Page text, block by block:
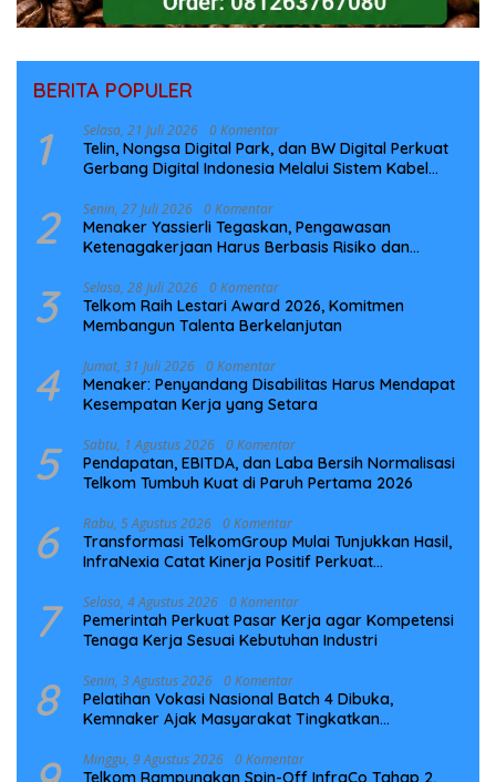
BERITA POPULER
1 Selasa, 21 Juli 2026 0 Komentar
Telin, Nongsa Digital Park, dan BW Digital Perkuat
Gerbang Digital Indonesia Melalui Sistem Kabel
2 Senin, 27 Juli 2026 0 Komentar
Menaker Yassierli Tegaskan, Pengawasan
Ketenagakerjaan Harus Berbasis Risiko dan
3 Selasa, 28 Juli 2026 0 Komentar
Telkom Raih Lestari Award 2026, Komitmen
Membangun Talenta Berkelanjutan
4 Jumat, 31 Juli 2026 0 Komentar
Menaker: Penyandang Disabilitas Harus Mendapat
Kesempatan Kerja yang Setara
5 Sabtu, 1 Agustus 2026 0 Komentar
Pendapatan, EBITDA, dan Laba Bersih Normalisasi
Telkom Tumbuh Kuat di Paruh Pertama 2026
6 Rabu, 5 Agustus 2026 0 Komentar
Transformasi TelkomGroup Mulai Tunjukkan Hasil,
InfraNexia Catat Kinerja Positif Perkuat
7 Selasa, 4 Agustus 2026 0 Komentar
Pemerintah Perkuat Pasar Kerja agar Kompetensi
Tenaga Kerja Sesuai Kebutuhan Industri
8 Senin, 3 Agustus 2026 0 Komentar
Pelatihan Vokasi Nasional Batch 4 Dibuka,
Kemnaker Ajak Masyarakat Tingkatkan
Minggu, 9 Agustus 2026 0 Komentar